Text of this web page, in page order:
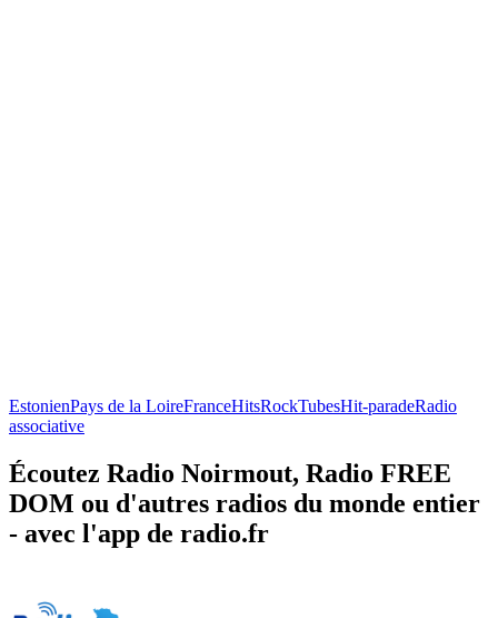
EstonienPays de la LoireFranceHitsRockTubesHit-paradeRadio
associative
Écoutez Radio Noirmout, Radio FREE
DOM ou d'autres radios du monde entier
- avec l'app de radio.fr